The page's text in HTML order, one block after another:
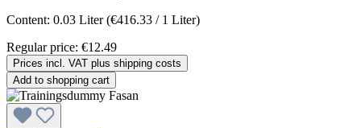
Content: 0.03 Liter(€416.33 / 1 Liter)
Regular price: €12.49
Prices incl. VAT plus shipping costs
Add to shopping cart